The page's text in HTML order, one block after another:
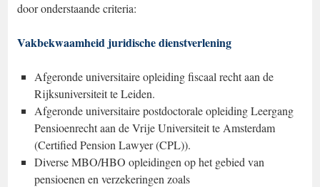
door onderstaande criteria:
Vakbekwaamheid juridische dienstverlening
Afgeronde universitaire opleiding fiscaal recht aan de
Rijksuniversiteit te Leiden.
Afgeronde universitaire postdoctorale opleiding Leergang
Pensioenrecht aan de Vrije Universiteit te Amsterdam
(Certified Pension Lawyer (CPL)).
Diverse MBO/HBO opleidingen op het gebied van
pensioenen en verzekeringen zoals